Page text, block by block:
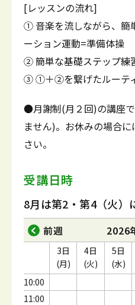
[レッスンの流れ]
① 音楽を流しながら、簡
ーション運動=準備体操
② 簡単な基礎ステップ練
③ ①＋②を繋げたルーテ
●月謝制(月２回)の講座
ません)。お休みの場合
さい。
受講日時
8月は第2・第4（火）
前週 2026
10:00
11:00
3日
(月)
4日
(火)
5日
(水)